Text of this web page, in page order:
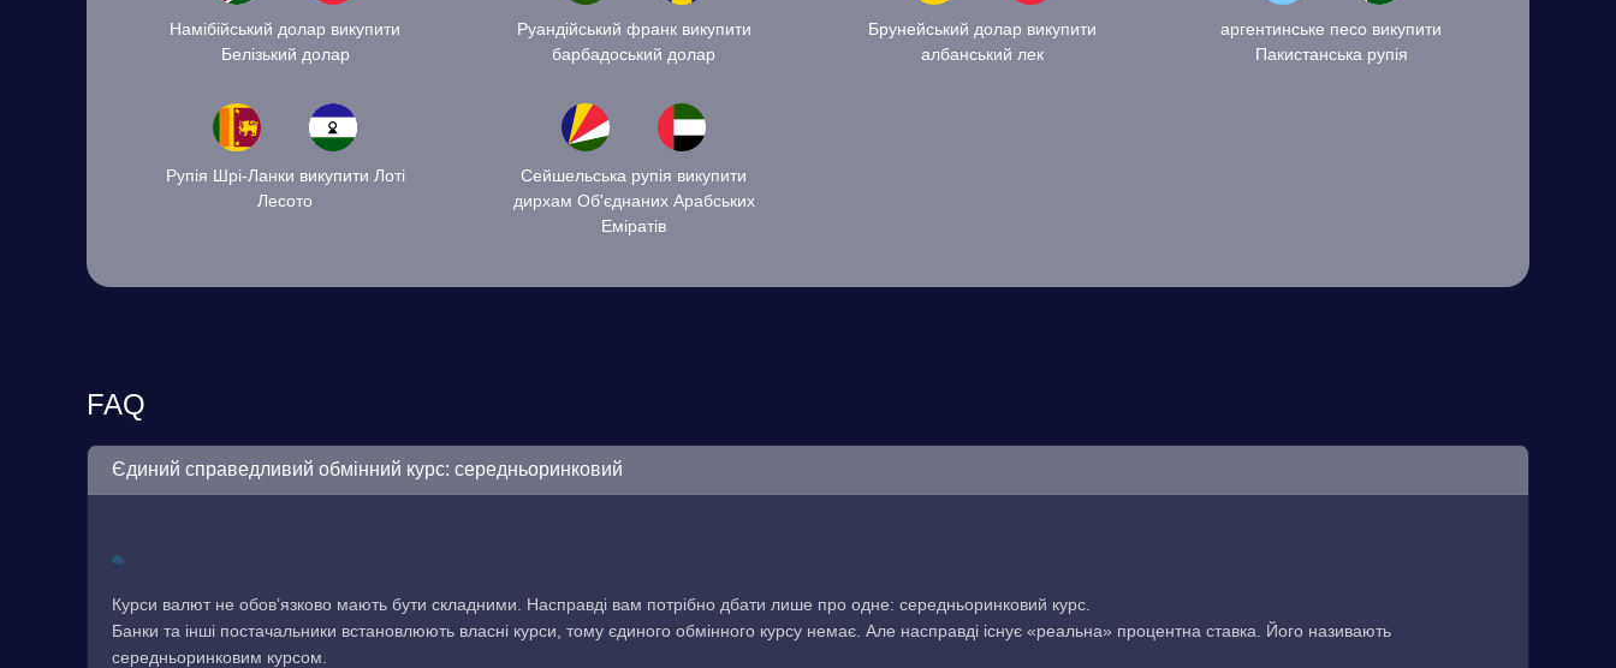
Намібійський долар викупити
Белізький долар
Руандійський франк викупити
барбадоський долар
Брунейський долар викупити
албанський лек
аргентинське песо викупити
Пакистанська рупія
Рупія Шрі-Ланки викупити Лоті
Лесото
Сейшельська рупія викупити
дирхам Об'єднаних Арабських
Еміратів
FAQ
Єдиний справедливий обмінний курс: середньоринковий
Курси валют не обов’язково мають бути складними. Насправді вам потрібно дбати лише про одне: середньоринковий курс.
Банки та інші постачальники встановлюють власні курси, тому єдиного обмінного курсу немає. Але насправді існує «реальна» процентна ставка. Його називають
середньоринковим курсом.